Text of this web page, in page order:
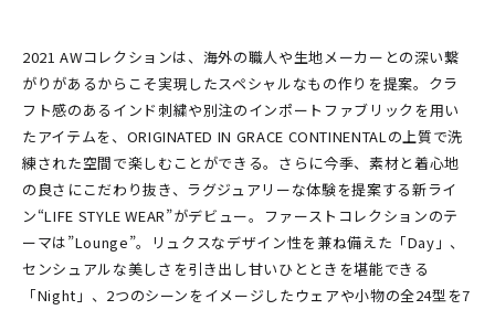
2021 AWコレクションは、海外の職人や生地メーカーとの深い繋
がりがあるからこそ実現したスペシャルなもの作りを提案。クラ
フト感のあるインド刺繍や別注のインポートファブリックを用い
たアイテムを、ORIGINATED IN GRACE CONTINENTALの上質で洗
練された空間で楽しむことができる。さらに今季、素材と着心地
の良さにこだわり抜き、ラグジュアリーな体験を提案する新ライ
ン“LIFE STYLE WEAR”がデビュー。ファーストコレクションのテ
ーマは”Lounge”。リュクスなデザイン性を兼ね備えた「Day」、
センシュアルな美しさを引き出し甘いひとときを堪能できる
「Night」、2つのシーンをイメージしたウェアや小物の全24型を7